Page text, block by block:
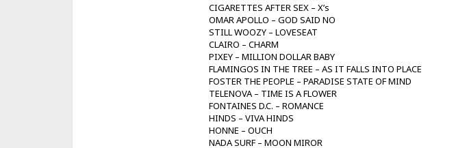
CIGARETTES AFTER SEX – X’s
OMAR APOLLO – GOD SAID NO
STILL WOOZY – LOVESEAT
CLAIRO – CHARM
PIXEY – MILLION DOLLAR BABY
FLAMINGOS IN THE TREE – AS IT FALLS INTO PLACE
FOSTER THE PEOPLE – PARADISE STATE OF MIND
TELENOVA – TIME IS A FLOWER
FONTAINES D.C. – ROMANCE
HINDS – VIVA HINDS
HONNE – OUCH
NADA SURF – MOON MIROR